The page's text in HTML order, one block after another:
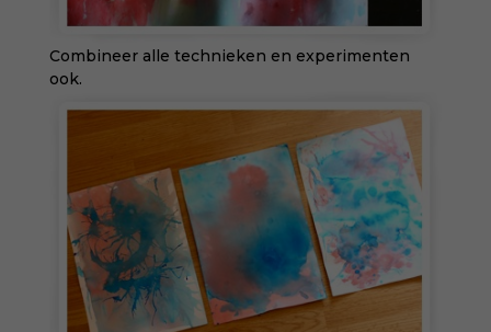
Combineer alle technieken en experimenten
ook.